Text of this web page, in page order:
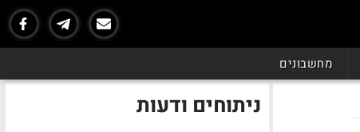
מחשבונים
ניתוחים ודעות